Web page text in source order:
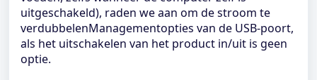
uitgeschakeld), raden we aan om de stroom te
verdubbelenManagementopties van de USB-poort,
als het uitschakelen van het product in/uit is geen
optie.